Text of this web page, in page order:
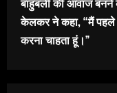
i
n
केलकर ने कहा, “मैं पहले
करना चाहता हूं।”